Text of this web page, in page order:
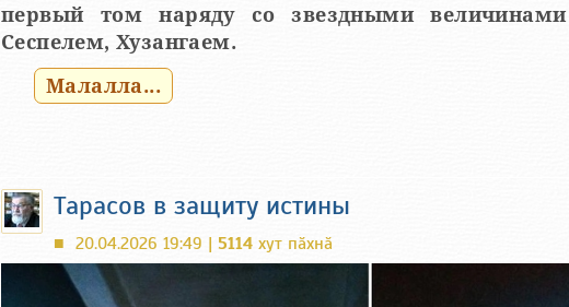
первый том наряду со звездными величинами — Ивановым,
Сеспелем, Хузангаем.
Малалла...
Тарасов в защиту истины
■ 20.04.2026 19:49 | 5114 хут пӑхнӑ